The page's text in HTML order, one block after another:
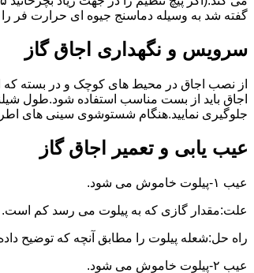
گفته شد به وسیله دماسنج جیوه ای حرارت فر را
سرویس و نگهداری اجاق گاز
از نصب اجاق در محیط های کوچک و در بسته که
جلوگیری نمایید.هنگام شستوشوی سینی های
عیب یابی و تعمیر اجاق گاز
عیب ۱-پیلوت خاموش می شود.
علت:مقدار گازی که به پیلوت می رسد کم است.
راه حل:شعله پیلوت را مطابق آنچه که توضیح
عیب ۲-پیلوت خاموش می شود.